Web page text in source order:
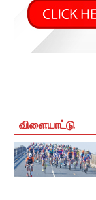
விளையாட்டு